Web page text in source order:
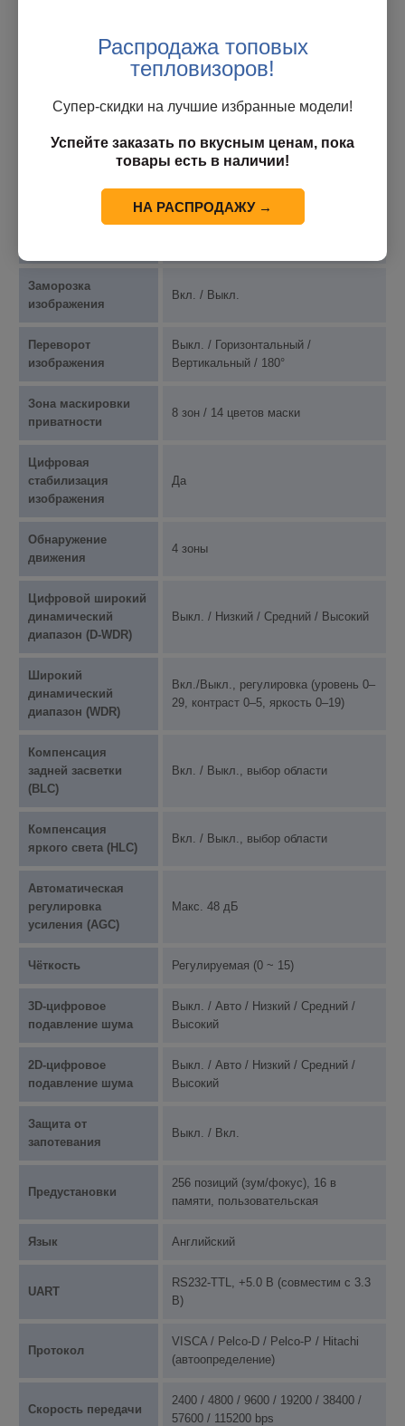
управление
Spot AE, Slow AE
Авто / День (цвет) / Ночь (Ч/Б) /
Внешний (H или L)
Авто / ATW / В помещении / На
Заморозка
изображения
Вкл. / Выкл.
Переворот
изображения
Выкл. / Горизонтальный /
Вертикальный / 180°
Зона маскировки
приватности
8 зон / 14 цветов маски
Цифровая
стабилизация
изображения
Да
Обнаружение
движения
4 зоны
Цифровой широкий
динамический
диапазон (D-WDR)
Выкл. / Низкий / Средний / Высокий
Широкий
динамический
диапазон (WDR)
Вкл./Выкл., регулировка (уровень 0–
29, контраст 0–5, яркость 0–19)
Компенсация
задней засветки
(BLC)
Вкл. / Выкл., выбор области
Компенсация
яркого света (HLC)
Вкл. / Выкл., выбор области
Автоматическая
регулировка
усиления (AGC)
Макс. 48 дБ
Чёткость Регулируемая (0 ~ 15)
3D-цифровое
подавление шума
Выкл. / Авто / Низкий / Средний /
Высокий
2D-цифровое
подавление шума
Выкл. / Авто / Низкий / Средний /
Высокий
Защита от
запотевания
Выкл. / Вкл.
Предустановки
256 позиций (зум/фокус), 16 в
памяти, пользовательская
Язык Английский
UART
RS232-TTL, +5.0 В (совместим с 3.3
В)
Протокол
VISCA / Pelco-D / Pelco-P / Hitachi
(автоопределение)
Скорость передачи
2400 / 4800 / 9600 / 19200 / 38400 /
57600 / 115200 bps
Распродажа топовых
тепловизоров!
Супер-скидки на лучшие избранные модели!
Успейте заказать по вкусным ценам, пока
товары есть в наличии!
НА РАСПРОДАЖУ →